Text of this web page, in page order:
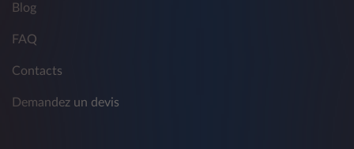
Blog
FAQ
Contacts
Demandez un devis